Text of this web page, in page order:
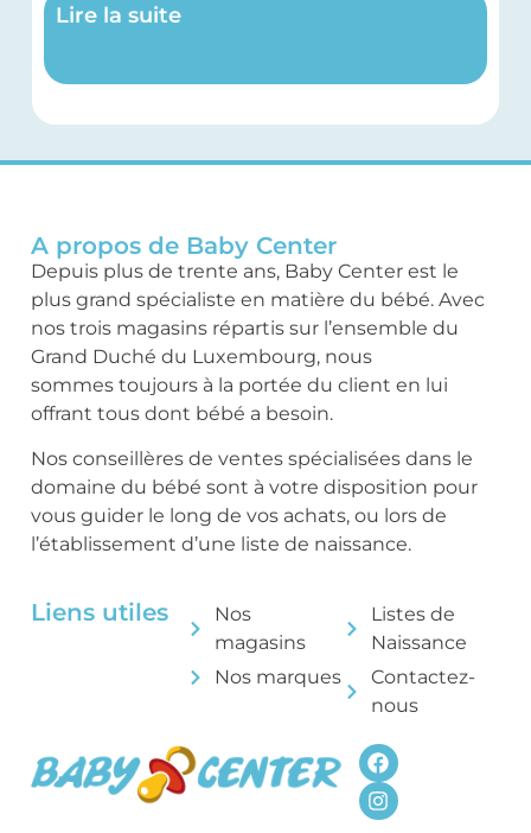
Lire la suite
A propos de Baby Center
Depuis plus de trente ans, Baby Center est le
plus grand spécialiste en matière du bébé. Avec
nos trois magasins répartis sur l’ensemble du
Grand Duché du Luxembourg, nous
sommes toujours à la portée du client en lui
offrant tous dont bébé a besoin.
Nos conseillères de ventes spécialisées dans le
domaine du bébé sont à votre disposition pour
vous guider le long de vos achats, ou lors de
l’établissement d’une liste de naissance.
Liens utiles
Nos
magasins
Nos marques
Listes de
Naissance
Contactez-
nous